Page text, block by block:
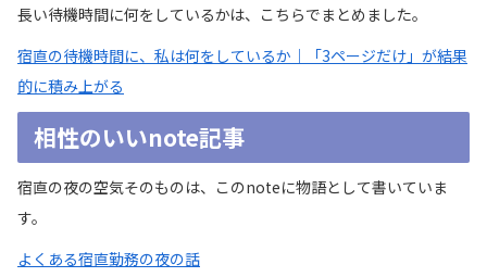
長い待機時間に何をしているかは、こちらでまとめました。
宿直の待機時間に、私は何をしているか｜「3ページだけ」が結果
的に積み上がる
相性のいいnote記事
宿直の夜の空気そのものは、このnoteに物語として書いていま
す。
よくある宿直勤務の夜の話